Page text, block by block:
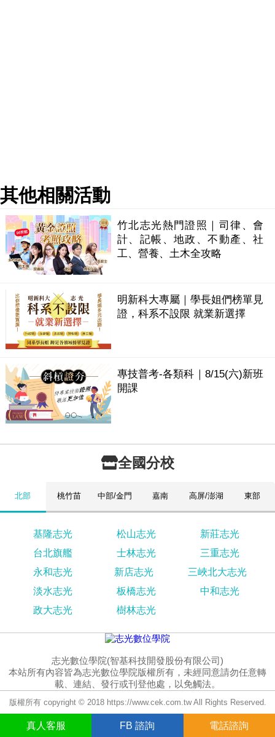
真人 客服 FB 諮詢 電話諮詢
其他相關活動
竹北志光熱門證照｜司律、會
計、記帳、地政、不動產、社
工、營養、土木全攻略
明新科大專屬｜學長姐們榜單見
證，科系不設限 就業新選擇
專技普考-各類科｜8/15(六)新班
開課
全國分校
北部 桃竹苗 中部/金門 嘉南 高屏/澎湖 東部
基隆志光 松山志光
新莊志光
台北旗艦
士林志光
三重志光
永和志光
新店志光
三峽北大志光
淡水志光
板橋志光
中和志光
政大志光
樹林志光
志光數位學院(智基科技開發股份有限公司)
本站所有內容皆為志光數位學院版權所有，未經同意請勿任意轉
載、連結、發行或刊登他處，以免觸法。
版權所有 copyright © 2018 https://www.cek.com.tw All Rights Reserved.